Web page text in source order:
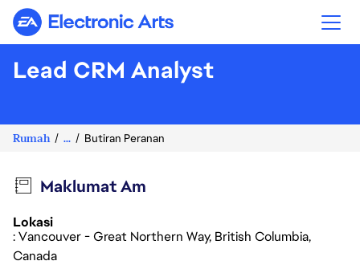
Electronic Arts
Lead CRM Analyst
Rumah ... Butiran Peranan
Maklumat Am
Lokasi
: Vancouver - Great Northern Way, British Columbia,
Canada